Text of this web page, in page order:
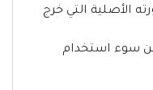
الأصلية التي خرج
عن سوء استخدام